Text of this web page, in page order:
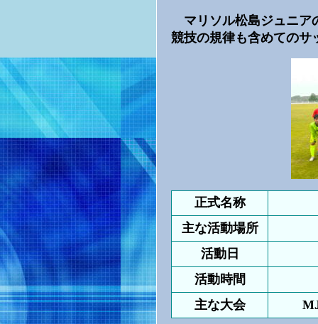
マリソル松島ジュニア
競技の規律も含めてのサ
正式名称
主な活動場所
活動日
活動時間
主な大会